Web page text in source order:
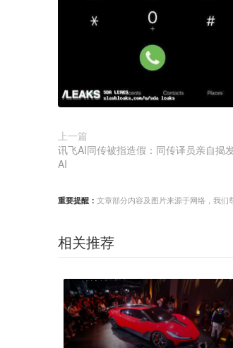
上一篇
讯飞AI同传被指造假：同传译员亲自揭
AI
重要提醒： 文章部分内容及图片来源于网络，我
相关推荐